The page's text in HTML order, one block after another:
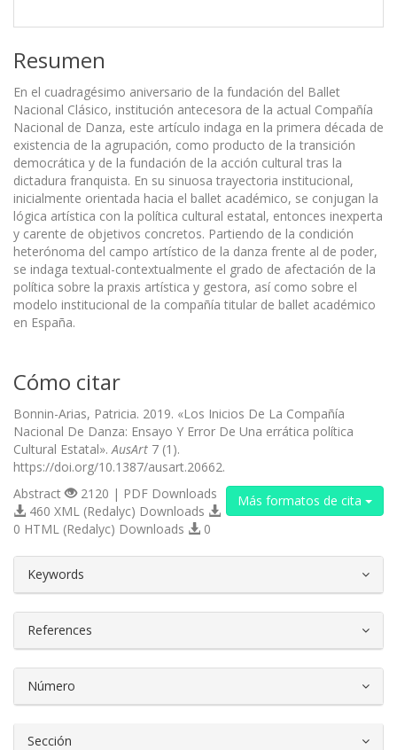
Resumen
En el cuadragésimo aniversario de la fundación del Ballet
Nacional Clásico, institución antecesora de la actual Compañía
Nacional de Danza, este artículo indaga en la primera década de
existencia de la agrupación, como producto de la transición
democrática y de la fundación de la acción cultural tras la
dictadura franquista. En su sinuosa trayectoria institucional,
inicialmente orientada hacia el ballet académico, se conjugan la
lógica artística con la política cultural estatal, entonces inexperta
y carente de objetivos concretos. Partiendo de la condición
heterónoma del campo artístico de la danza frente al de poder,
se indaga textual-contextualmente el grado de afectación de la
política sobre la praxis artística y gestora, así como sobre el
modelo institucional de la compañía titular de ballet académico
en España.
Cómo citar
Bonnin-Arias, Patricia. 2019. «Los Inicios De La Compañía
Nacional De Danza: Ensayo Y Error De Una errática política
Cultural Estatal». AusArt 7 (1).
https://doi.org/10.1387/ausart.20662.
Más formatos de cita
Abstract
2120 | PDF Downloads
460 XML (Redalyc) Downloads
0 HTML (Redalyc) Downloads
0
Keywords
References
Número
Sección